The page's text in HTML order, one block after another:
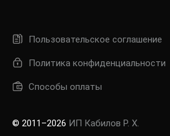
Пользовательское соглашение
Политика конфиденциальности
Способы оплаты
© 2011–2026 ИП Кабилов Р. Х.